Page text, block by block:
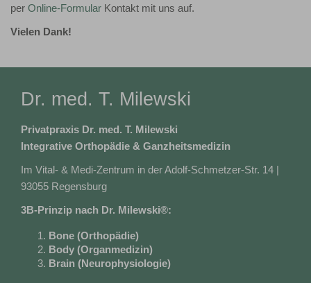
per Online-Formular Kontakt mit uns auf.
Vielen Dank!
Dr. med. T. Milewski
Privatpraxis Dr. med. T. Milewski
Integrative Orthopädie & Ganzheitsmedizin
Im Vital- & Medi-Zentrum in der Adolf-Schmetzer-Str. 14 |
93055 Regensburg
3B-Prinzip nach Dr. Milewski®:
Bone (Orthopädie)
Body (Organmedizin)
Brain (Neurophysiologie)